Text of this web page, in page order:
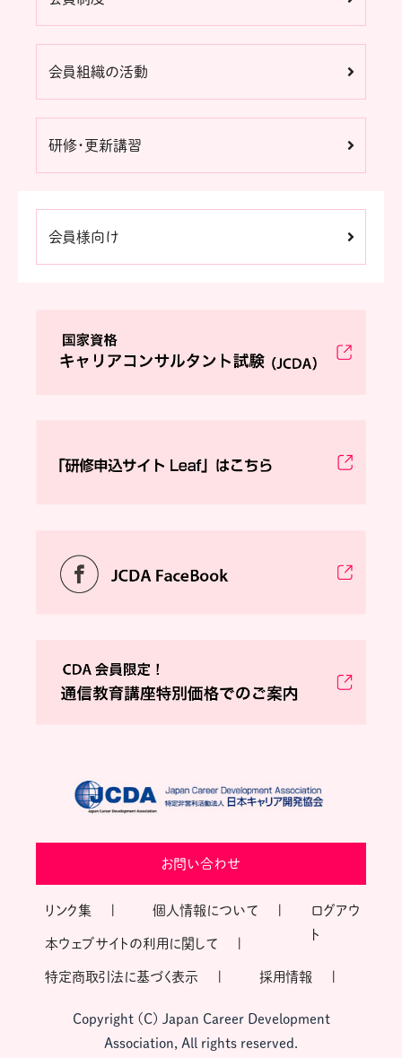
会員組織の活動
研修・更新講習
会員様向け
お問い合わせ
リンク集 個人情報について
本ウェブサイトの利用に関して
特定商取引法に基づく表示 採用情報
ログアウ
ト
Copyright (C) Japan Career Development
Association, All rights reserved.